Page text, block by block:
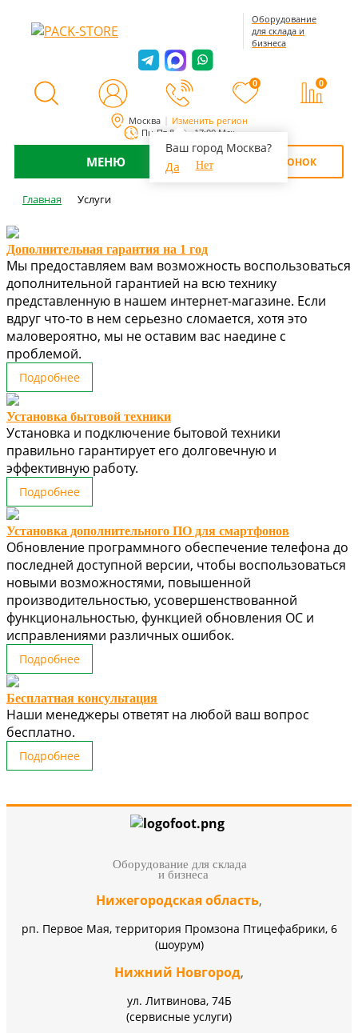
Москва Изменить регион
Ваш город Москва?
Да
Нет
Пн-Пт 8:00 - 17:00 Мск
Оборудование
для склада и
бизнеса
0 0
МЕНЮ ОБРАТНЫЙ ЗВОНОК
Главная Услуги
Дополнительная гарантия на 1 год
Мы предоставляем вам возможность воспользоваться
дополнительной гарантией на всю технику
представленную в нашем интернет-магазине. Если
вдруг что-то в нем серьезно сломается, хотя это
маловероятно, мы не оставим вас наедине с
проблемой.
Подробнее
Установка бытовой техники
Установка и подключение бытовой техники
правильно гарантирует его долговечную и
эффективную работу.
Подробнее
Установка дополнительного ПО для смартфонов
Обновление программного обеспечение телефона до
последней доступной версии, чтобы воспользоваться
новыми возможностями, повышенной
производительностью, усовершенствованной
функциональностью, функцией обновления ОС и
исправлениями различных ошибок.
Подробнее
Бесплатная консультация
Наши менеджеры ответят на любой ваш вопрос
бесплатно.
Подробнее
Оборудование для склада
и бизнеса
Нижегородская область,
рп. Первое Мая, территория Промзона Птицефабрики, 6
(шоурум)
Нижний Новгород,
ул. Литвинова, 74Б
(сервисные услуги)